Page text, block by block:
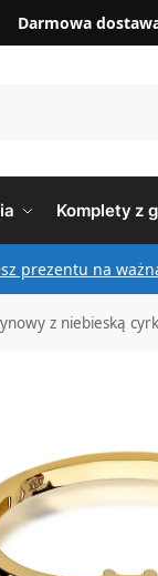
Darmowa
Komplety z
prezentu na
z niebieską